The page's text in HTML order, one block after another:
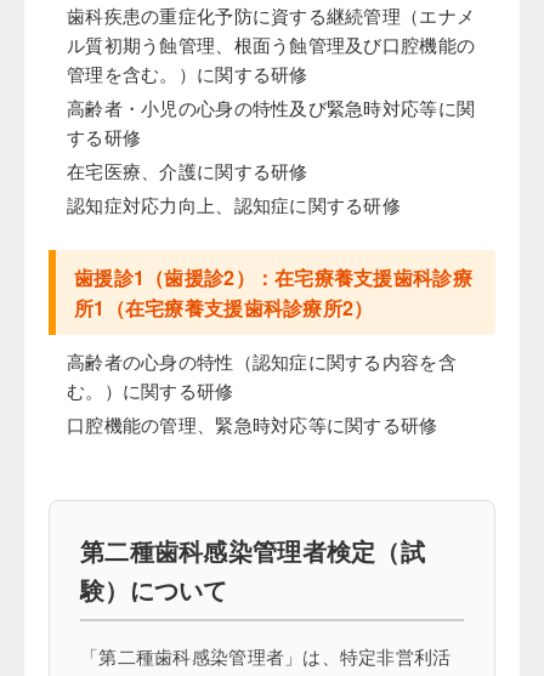
歯科疾患の重症化予防に資する継続管理（エナメ
ル質初期う蝕管理、根面う蝕管理及び口腔機能の
管理を含む。）に関する研修
高齢者・小児の心身の特性及び緊急時対応等に関
する研修
在宅医療、介護に関する研修
認知症対応力向上、認知症に関する研修
歯援診1（歯援診2）：在宅療養支援歯科診療
所1（在宅療養支援歯科診療所2）
高齢者の心身の特性（認知症に関する内容を含
む。）に関する研修
口腔機能の管理、緊急時対応等に関する研修
第二種歯科感染管理者検定（試
験）について
「第二種歯科感染管理者」は、特定非営利活